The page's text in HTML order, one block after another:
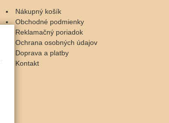
Nákupný košík
Obchodné podmienky
Reklamačný poriadok
Ochrana osobných údajov
Doprava a platby
Kontakt